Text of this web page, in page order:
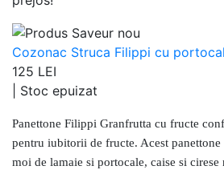
Cozonac Struca Filippi cu
125 LEI
Stoc epuizat
Panettone Filippi Granfrutta cu fructe
pentru iubitorii de fructe. Acest
moi de lamaie si portocale, caise si